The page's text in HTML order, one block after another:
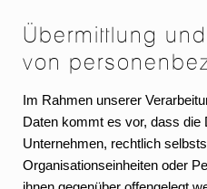
Übermittlung
von
Im Rahmen unserer
Daten kommt es vor, dass die
Unternehmen, rechtlich
Organisationseinheiten oder